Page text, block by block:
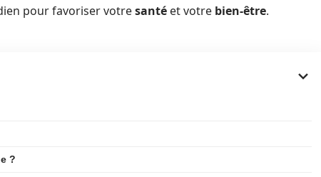
pour favoriser votresanté et votre bien-être.
?